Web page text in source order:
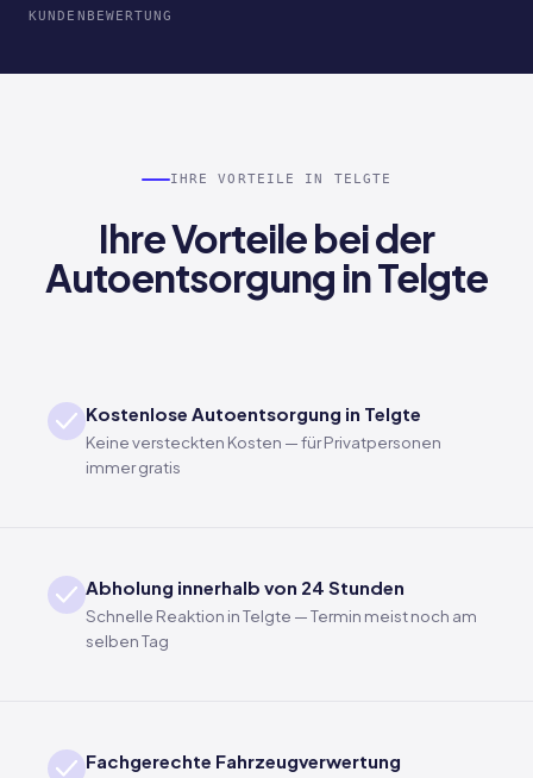
KUNDENBEWERTUNG
IHRE VORTEILE IN TELGTE
Ihre Vorteile bei der
Autoentsorgung in Telgte
Kostenlose Autoentsorgung in Telgte
Keine versteckten Kosten — für Privatpersonen
immer gratis
Abholung innerhalb von 24 Stunden
Schnelle Reaktion in Telgte — Termin meist noch am
selben Tag
Fachgerechte Fahrzeugverwertung